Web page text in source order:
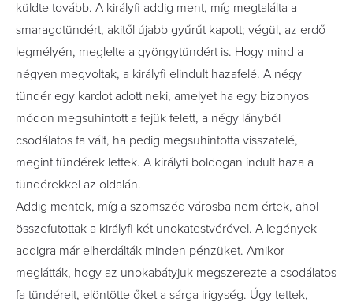
küldte tovább. A királyfi addig ment, míg megtalálta a
smaragdtündért, akitől újabb gyűrűt kapott; végül, az erdő
legmélyén, meglelte a gyöngytündért is. Hogy mind a
négyen megvoltak, a királyfi elindult hazafelé. A négy
tündér egy kardot adott neki, amelyet ha egy bizonyos
módon megsuhintott a fejük felett, a négy lányból
csodálatos fa vált, ha pedig megsuhintotta visszafelé,
megint tündérek lettek. A királyfi boldogan indult haza a
tündérekkel az oldalán.
Addig mentek, míg a szomszéd városba nem értek, ahol
összefutottak a királyfi két unokatestvérével. A legények
addigra már elherdálták minden pénzüket. Amikor
meglátták, hogy az unokabátyjuk megszerezte a csodálatos
fa tündéreit, elöntötte őket a sárga irigység. Úgy tettek,